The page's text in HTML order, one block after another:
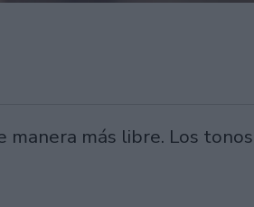
más libre. Los tonos